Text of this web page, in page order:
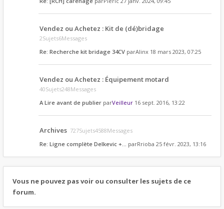
Vendez ou Achetez : Kit de (dé)bridage
2Sujets6Messages
Re: Recherche kit bridage 34CV parAlinx 18 mars 2023, 07:25
Vendez ou Achetez : Équipement motard
40Sujets248Messages
A Lire avant de publier parVeilleur 16 sept. 2016, 13:22
Archives 727Sujets4588Messages
Re: Ligne complète Delkevic +… parRrioba 25 févr. 2023, 13:16
Vous ne pouvez pas voir ou consulter les sujets de ce
forum.